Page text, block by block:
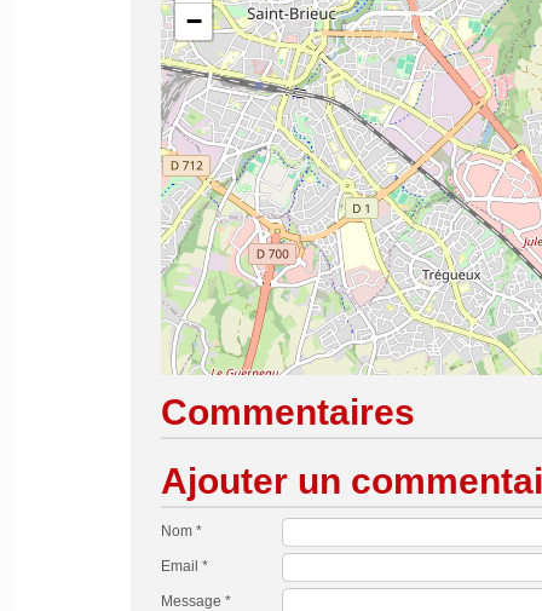
−
Commentaires
Ajouter un
Nom *
Email *
Message *